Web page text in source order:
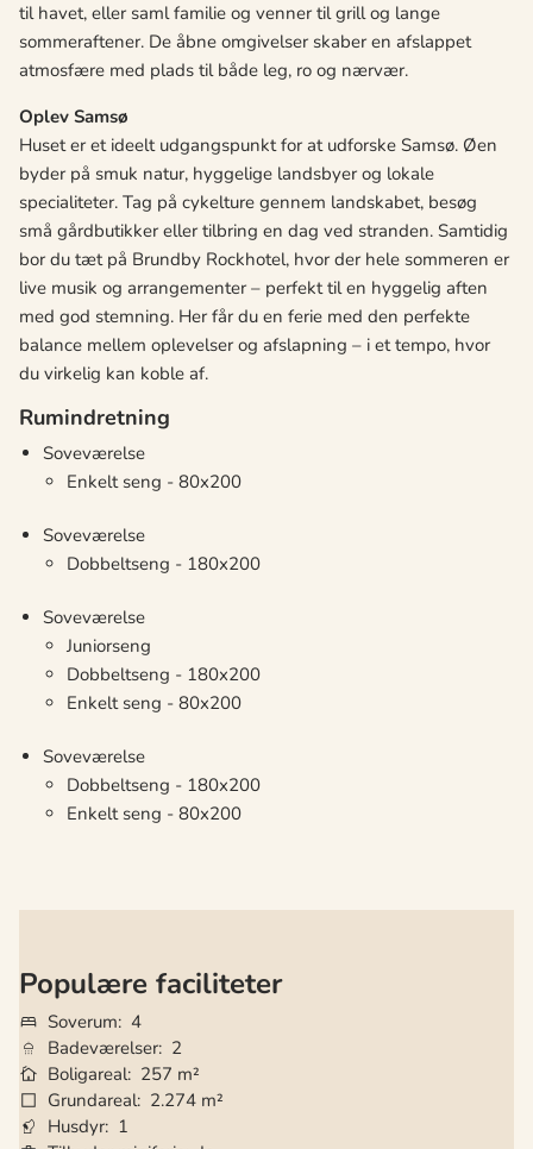
til havet, eller saml familie og venner til grill og lange
sommeraftener. De åbne omgivelser skaber en afslappet
atmosfære med plads til både leg, ro og nærvær.
Oplev Samsø
Huset er et ideelt udgangspunkt for at udforske Samsø. Øen
byder på smuk natur, hyggelige landsbyer og lokale
specialiteter. Tag på cykelture gennem landskabet, besøg
små gårdbutikker eller tilbring en dag ved stranden. Samtidig
bor du tæt på Brundby Rockhotel, hvor der hele sommeren er
live musik og arrangementer – perfekt til en hyggelig aften
med god stemning. Her får du en ferie med den perfekte
balance mellem oplevelser og afslapning – i et tempo, hvor
du virkelig kan koble af.
Rumindretning
Soveværelse
Enkelt seng - 80x200
Soveværelse
Dobbeltseng - 180x200
Soveværelse
Juniorseng
Dobbeltseng - 180x200
Enkelt seng - 80x200
Soveværelse
Dobbeltseng - 180x200
Enkelt seng - 80x200
Populære faciliteter
Soverum 4
Badeværelser 2
Boligareal 257 m²
Grundareal 2.274 m²
Husdyr 1